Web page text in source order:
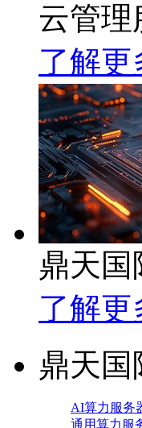
云管理
了解更
鼎天
了解更
鼎天国
AI算力服务
通用算力服